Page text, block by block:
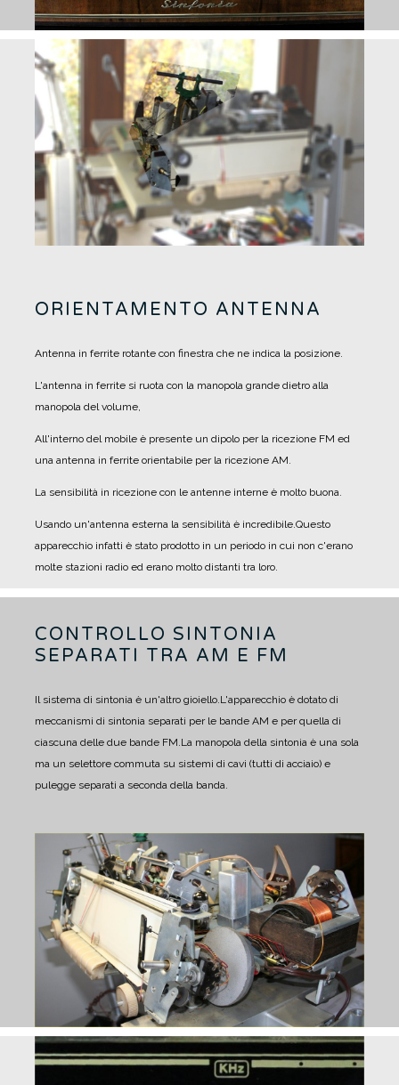
ORIENTAMENTO ANTENNA
Antenna in ferrite rotante con finestra che ne indica la posizione.
L'antenna in ferrite si ruota con la manopola grande dietro alla
manopola del volume,
All'interno del mobile è presente un dipolo per la ricezione FM ed
una antenna in ferrite orientabile per la ricezione AM.
La sensibilità in ricezione con le antenne interne è molto buona.
Usando un'antenna esterna la sensibilità è incredibile.Questo
apparecchio infatti è stato prodotto in un periodo in cui non c'erano
molte stazioni radio ed erano molto distanti tra loro.
CONTROLLO SINTONIA
SEPARATI TRA AM E FM
Il sistema di sintonia è un'altro gioiello.L'apparecchio è dotato di
meccanismi di sintonia separati per le bande AM e per quella di
ciascuna delle due bande FM.La manopola della sintonia è una sola
ma un selettore commuta su sistemi di cavi (tutti di acciaio) e
pulegge separati a seconda della banda.